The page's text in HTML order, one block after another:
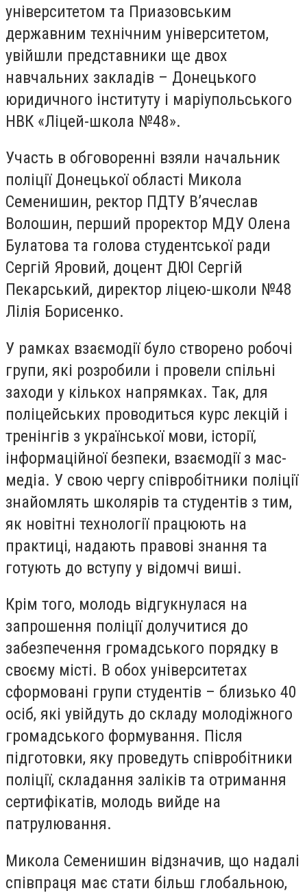
університетом та Приазовським
державним технічним університетом,
увійшли представники ще двох
навчальних закладів – Донецького
юридичного інституту і маріупольського
НВК «Ліцей-школа №48».
Участь в обговоренні взяли начальник
поліції Донецької області Микола
Семенишин, ректор ПДТУ В’ячеслав
Волошин, перший проректор МДУ Олена
Булатова та голова студентської ради
Сергій Яровий, доцент ДЮІ Сергій
Пекарський, директор ліцею-школи №48
Лілія Борисенко.
У рамках взаємодії було створено робочі
групи, які розробили і провели спільні
заходи у кількох напрямках. Так, для
поліцейських проводиться курс лекцій і
тренінгів з української мови, історії,
інформаційної безпеки, взаємодії з мас-
медіа. У свою чергу співробітники поліції
знайомлять школярів та студентів з тим,
як новітні технології працюють на
практиці, надають правові знання та
готують до вступу у відомчі виші.
Крім того, молодь відгукнулася на
запрошення поліції долучитися до
забезпечення громадського порядку в
своєму місті. В обох університетах
сформовані групи студентів – близько 40
осіб, які увійдуть до складу молодіжного
громадського формування. Після
підготовки, яку проведуть співробітники
поліції, складання заліків та отримання
сертифікатів, молодь вийде на
патрулювання.
Микола Семенишин відзначив, що надалі
співпраця має стати більш глобальною,